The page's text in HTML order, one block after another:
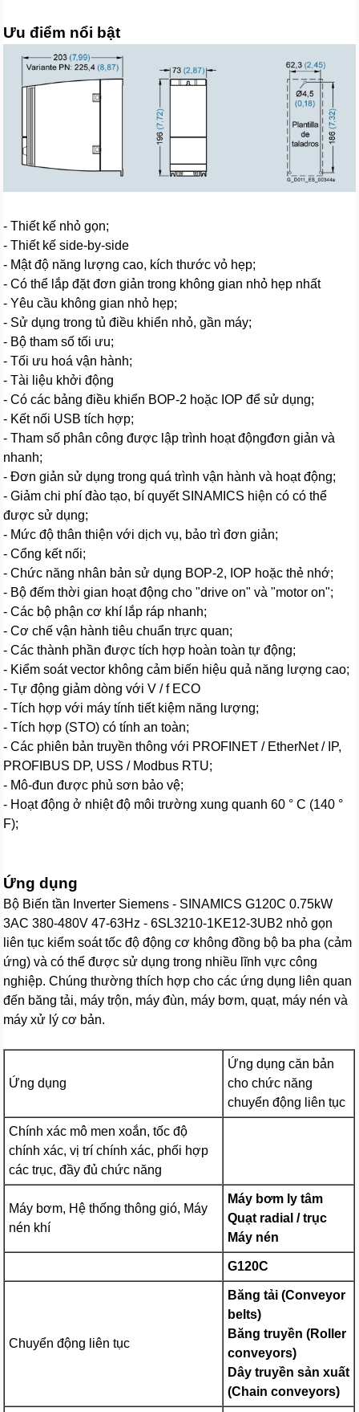
Ưu điểm nổi bật
- Thiết kế nhỏ gọn;
- Thiết kế side-by-side
- Mật độ năng lượng cao, kích thước vỏ hẹp;
- Có thể lắp đặt đơn giản trong không gian nhỏ hẹp nhất
- Yêu cầu không gian nhỏ hẹp;
- Sử dụng trong tủ điều khiển nhỏ, gần máy;
- Bộ tham số tối ưu;
- Tối ưu hoá vận hành;
- Tài liệu khởi động
- Có các bảng điều khiển BOP-2 hoặc IOP để sử dụng;
- Kết nối USB tích hợp;
- Tham số phân công được lập trình hoạt độngđơn giản và
nhanh;
- Đơn giản sử dụng trong quá trình vận hành và hoạt động;
- Giảm chi phí đào tạo, bí quyết SINAMICS hiện có có thể
được sử dụng;
- Mức độ thân thiện với dịch vụ, bảo trì đơn giản;
- Cổng kết nối;
- Chức năng nhân bản sử dụng BOP-2, IOP hoặc thẻ nhớ;
- Bộ đếm thời gian hoạt động cho "drive on" và "motor on";
- Các bộ phận cơ khí lắp ráp nhanh;
- Cơ chế vận hành tiêu chuẩn trực quan;
- Các thành phần được tích hợp hoàn toàn tự động;
- Kiểm soát vector không cảm biến hiệu quả năng lượng cao;
- Tự động giảm dòng với V / f ECO
- Tích hợp với máy tính tiết kiệm năng lượng;
- Tích hợp (STO) có tính an toàn;
- Các phiên bản truyền thông với PROFINET / EtherNet / IP,
PROFIBUS DP, USS / Modbus RTU;
- Mô-đun được phủ sơn bảo vệ;
- Hoạt động ở nhiệt độ môi trường xung quanh 60 ° C (140 °
F);
Ứng dụng
Bộ Biến tần Inverter Siemens - SINAMICS G120C 0.75kW
3AC 380-480V 47-63Hz - 6SL3210-1KE12-3UB2 nhỏ gọn
liên tục kiểm soát tốc độ động cơ không đồng bộ ba pha (cảm
ứng) và có thể được sử dụng trong nhiều lĩnh vực công
nghiệp. Chúng thường thích hợp cho các ứng dụng liên quan
đến băng tải, máy trộn, máy đùn, máy bơm, quạt, máy nén và
máy xử lý cơ bản.
Ứng dụng
Ứng dụng căn bản
cho chức năng
chuyển động liên tục
Chính xác mô men xoắn, tốc độ
chính xác, vị trí chính xác, phối hợp
các trục, đầy đủ chức năng
Máy bơm, Hệ thống thông gió, Máy
nén khí
Máy bơm ly tâm
Quạt radial / trục
Máy nén
G120C
Chuyển động liên tục
Băng tải (Conveyor
belts)
Băng truyền (Roller
conveyors)
Dây truyền sản xuất
(Chain conveyors)